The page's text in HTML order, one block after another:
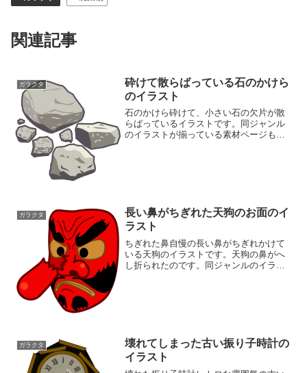
関連記事
ガラクタ
砕けて散らばっている石のかけら
のイラスト
石のかけら砕けて、小さい石の欠片が散
らばっているイラストです。同ジャンル
のイラストが揃っている素材ページもご
ガラクタ
長い鼻がちぎれた天狗のお面のイ
ラスト
ちぎれた鼻自慢の長い鼻がちぎれかけて
いる天狗のイラストです。天狗の鼻がへ
し折られたのです。同ジャンルのイラス
ガラクタ
壊れてしまった古い振り子時計の
イラスト